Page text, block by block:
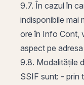
9.7. În cazul în
indisponibile mai
ore în Info Cont,
aspect pe
9.8. Modalitățile
SSIF sunt: - prin